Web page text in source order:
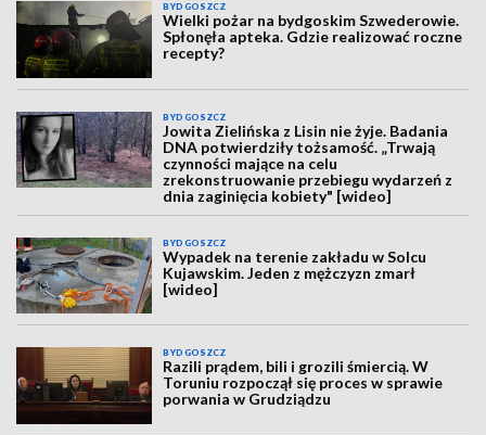
BYDGOSZCZ
Wielki pożar na bydgoskim Szwederowie.
Spłonęła apteka. Gdzie realizować roczne
recepty?
BYDGOSZCZ
Jowita Zielińska z Lisin nie żyje. Badania
DNA potwierdziły tożsamość. „Trwają
czynności mające na celu
zrekonstruowanie przebiegu wydarzeń z
dnia zaginięcia kobiety" [wideo]
BYDGOSZCZ
Wypadek na terenie zakładu w Solcu
Kujawskim. Jeden z mężczyzn zmarł
[wideo]
BYDGOSZCZ
Razili prądem, bili i grozili śmiercią. W
Toruniu rozpoczął się proces w sprawie
porwania w Grudziądzu